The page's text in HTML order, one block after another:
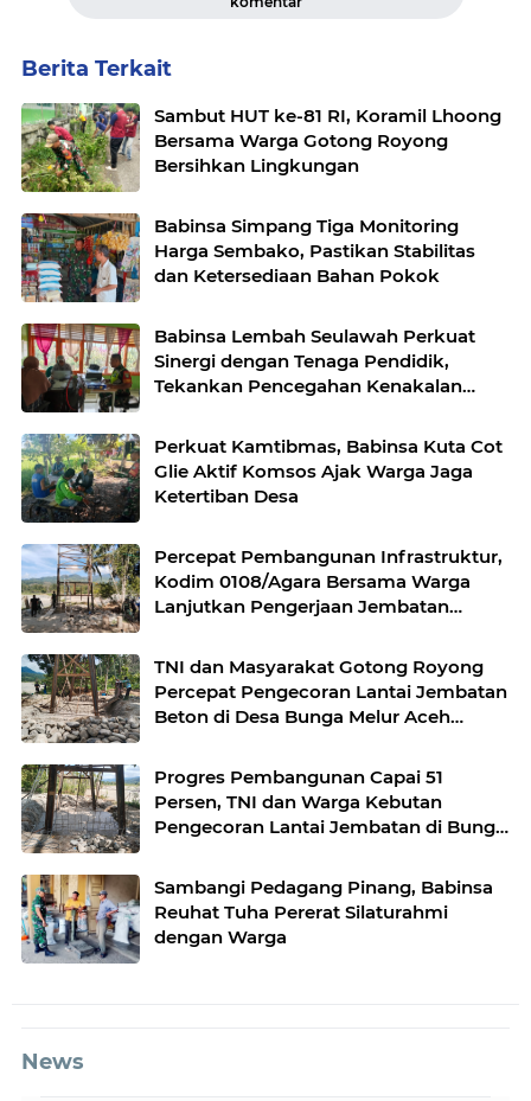
Berita Terkait
Sambut HUT ke-81 RI, Koramil Lhoong
Bersama Warga Gotong Royong
Bersihkan Lingkungan
Babinsa Simpang Tiga Monitoring
Harga Sembako, Pastikan Stabilitas
dan Ketersediaan Bahan Pokok
Babinsa Lembah Seulawah Perkuat
Sinergi dengan Tenaga Pendidik,
Tekankan Pencegahan Kenakalan
Perkuat Kamtibmas, Babinsa Kuta Cot
Glie Aktif Komsos Ajak Warga Jaga
Ketertiban Desa
Percepat Pembangunan Infrastruktur,
Kodim 0108/Agara Bersama Warga
Lanjutkan Pengerjaan Jembatan
Tenggara
TNI dan Masyarakat Gotong Royong
Percepat Pengecoran Lantai Jembatan
Beton di Desa Bunga Melur Aceh
Progres Pembangunan Capai 51
Persen, TNI dan Warga Kebutan
Pengecoran Lantai Jembatan di Bunga
Sambangi Pedagang Pinang, Babinsa
Reuhat Tuha Pererat Silaturahmi
dengan Warga
News